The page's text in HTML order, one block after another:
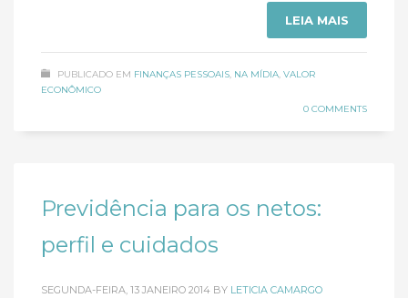
LEIA MAIS
PUBLICADO EM FINANÇAS PESSOAIS, NA MÍDIA, VALOR
ECONÔMICO
0 COMMENTS
Previdência para os netos:
perfil e cuidados
SEGUNDA-FEIRA, 13 JANEIRO 2014 BY LETICIA CAMARGO